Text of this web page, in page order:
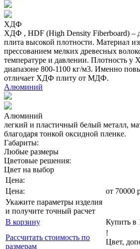
ХДФ
ХДФ , HDF (High Density Fiberboard) –
плита высокой плотности. Материал
прессованием мелких древесных
температуре и давлении. Плотность
диапазоне 800-1100 кг/м3. Именно
отличает ХДФ плиту от МДФ.
Алюминий
Алюминий
легкий и пластичный белый металл,
благодаря тонкой оксидной пленке.
Габариты:
Любые размеры
Цветовые решения:
Цвет на выбор
Цена:
Цена:
от 70000
Укажите параметры изделия
и получите точный расчет
В корзину
Купить в
Рассчитать стоимость по
размерам
!
Цвет,